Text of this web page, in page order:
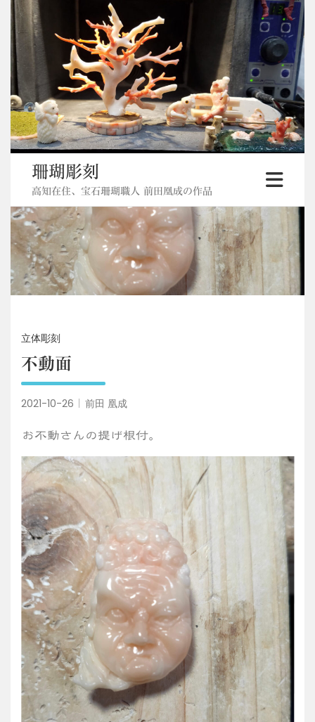
Skip
to
content
珊瑚彫刻
高知在住、宝石珊瑚職人 前田凰成の作品
立体彫刻
不動面
2021-10-26 前田 凰成
お不動さんの提げ根付。